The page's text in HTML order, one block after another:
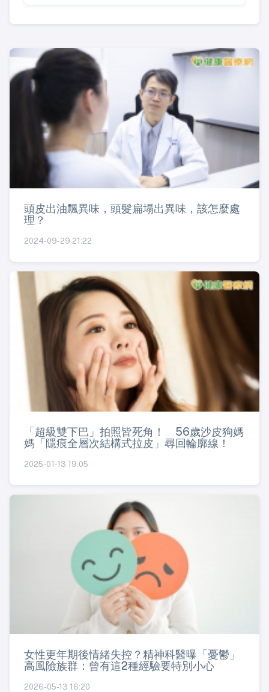
頭皮出油飄異味，頭髮扁塌出異味，該怎麼處
理？
2024-09-29 21:22
「超級雙下巴」拍照皆死角！ 56歲沙皮狗媽
媽「隱痕全層次結構式拉皮」尋回輪廓線！
2025-01-13 19:05
女性更年期後情緒失控？精神科醫曝「憂鬱」
高風險族群：曾有這2種經驗要特別小心
2026-05-13 16:20